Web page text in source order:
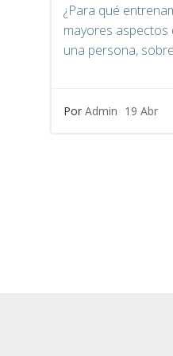
¿Para qué
mayores aspectos
una persona,
Por Admin 19 Abr